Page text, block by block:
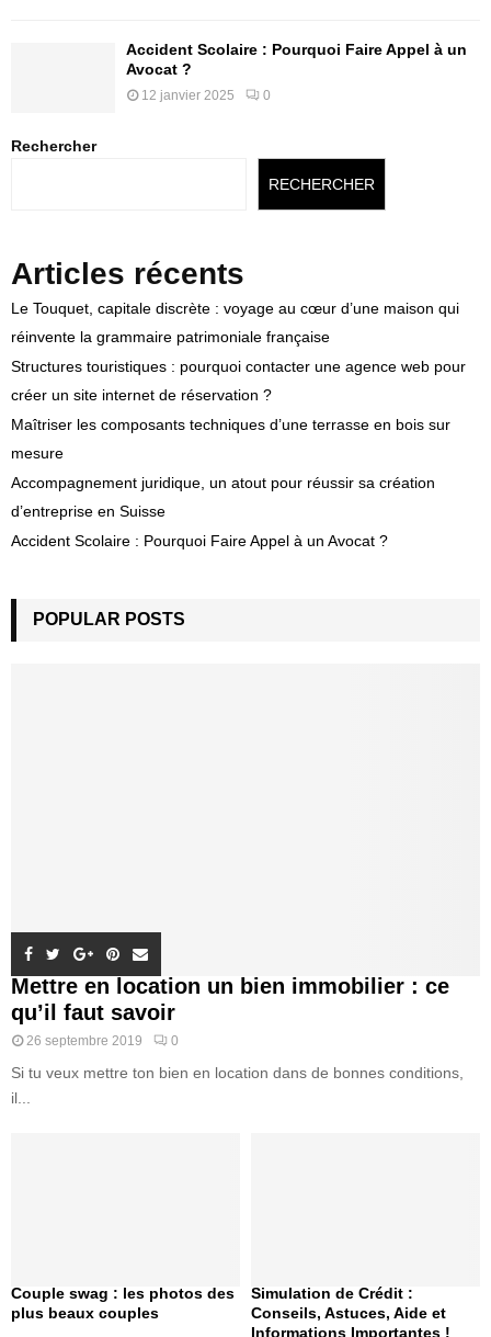
Accident Scolaire : Pourquoi Faire Appel à un
Avocat ?
12 janvier 2025 0
Rechercher
RECHERCHER
Articles récents
Le Touquet, capitale discrète : voyage au cœur d’une maison qui
réinvente la grammaire patrimoniale française
Structures touristiques : pourquoi contacter une agence web pour
créer un site internet de réservation ?
Maîtriser les composants techniques d’une terrasse en bois sur
mesure
Accompagnement juridique, un atout pour réussir sa création
d’entreprise en Suisse
Accident Scolaire : Pourquoi Faire Appel à un Avocat ?
POPULAR POSTS
Mettre en location un bien immobilier : ce
qu’il faut savoir
26 septembre 2019 0
Si tu veux mettre ton bien en location dans de bonnes conditions,
il...
Couple swag : les photos des
plus beaux couples
Simulation de Crédit :
Conseils, Astuces, Aide et
Informations Importantes !